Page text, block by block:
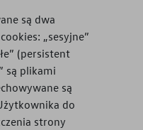
są dwa
„sesyjne”
(persistent
są plikami
są
do
strony